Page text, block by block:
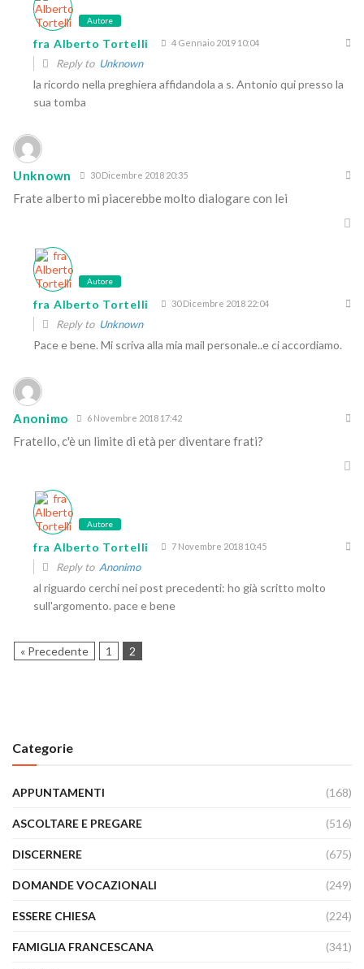
Autore
fra Alberto Tortelli 4 Gennaio 2019 10:04
Reply to Unknown
la ricordo nella preghiera affidandola a s. Antonio qui presso la
sua tomba
Unknown 30 Dicembre 2018 20:35
Frate alberto mi piacerebbe molto dialogare con lei
Autore
fra Alberto Tortelli 30 Dicembre 2018 22:04
Reply to Unknown
Pace e bene. Mi scriva alla mia mail personale..e ci accordiamo.
Anonimo 6 Novembre 2018 17:42
Fratello, c'è un limite di età per diventare frati?
Autore
fra Alberto Tortelli 7 Novembre 2018 10:45
Reply to Anonimo
al riguardo cerchi nei post precedenti: ho già scritto molto
sull'argomento. pace e bene
« Precedente 1 2
Categorie
APPUNTAMENTI (168)
ASCOLTARE E PREGARE (516)
DISCERNERE (675)
DOMANDE VOCAZIONALI (249)
ESSERE CHIESA (224)
FAMIGLIA FRANCESCANA (341)